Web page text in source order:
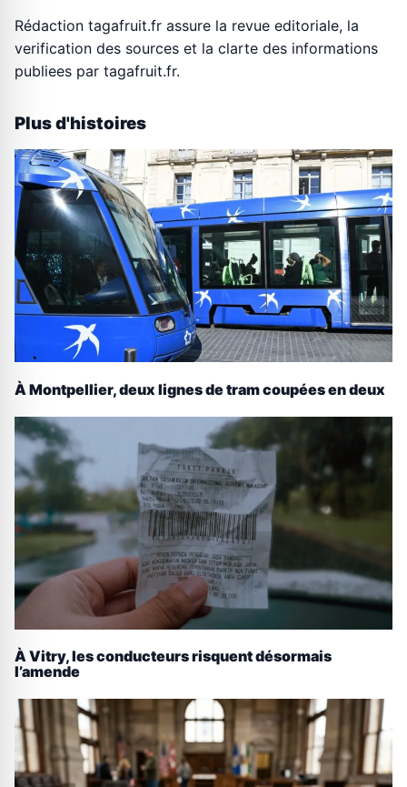
Rédaction tagafruit.fr assure la revue editoriale, la
verification des sources et la clarte des informations
publiees par tagafruit.fr.
Plus d'histoires
À Montpellier, deux lignes de tram coupées en deux
À Vitry, les conducteurs risquent désormais
l’amende